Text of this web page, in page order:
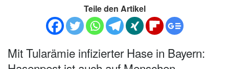
Teile den Artikel
Mit Tularämie infizierter Hase in Bayern: